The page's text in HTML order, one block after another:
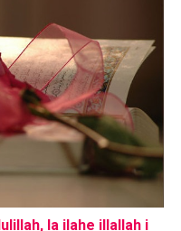
la ilahe illallah i